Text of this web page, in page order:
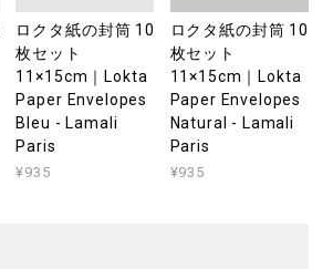
ロクタ紙の封筒 10
枚セット
11×15cm｜Lokta
Paper Envelopes
Bleu - Lamali
Paris
¥935
ロクタ紙の封筒 10
枚セット
11×15cm｜Lokta
Paper Envelopes
Natural - Lamali
Paris
¥935